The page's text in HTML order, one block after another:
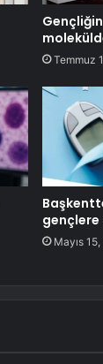
Gençliğin
Temmuz
gençlere
Mayıs